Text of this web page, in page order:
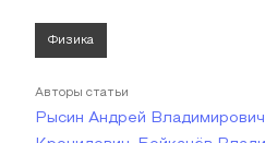
Физика
Авторы статьи
Рысин Андрей